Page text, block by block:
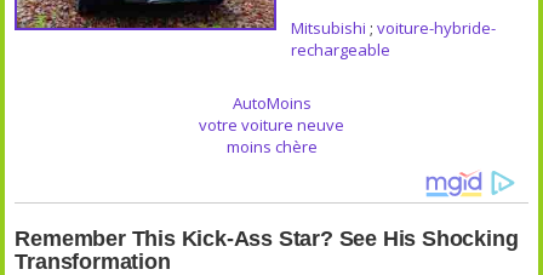
Mitsubishi ; voiture-hybride-
rechargeable
AutoMoins
votre voiture neuve
moins chère